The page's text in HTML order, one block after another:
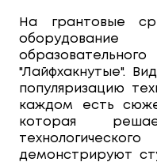
На грантовые
"Лайфхакнутые".
популяризацию
каждом есть
которая
демонстрируют